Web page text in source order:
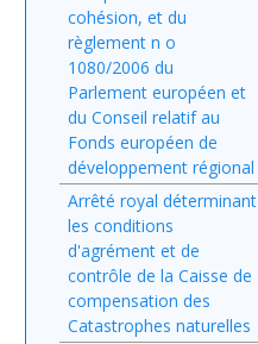
cohésion, et du
règlement n o
1080/2006 du
Parlement européen et
du Conseil relatif au
Fonds européen de
développement régional
Arrêté royal déterminant
les conditions
d'agrément et de
contrôle de la Caisse de
compensation des
Catastrophes naturelles